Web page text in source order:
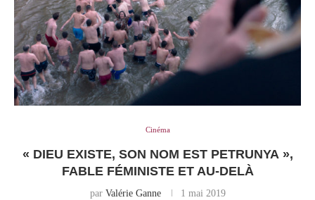
Cinéma
« DIEU EXISTE, SON NOM EST PETRUNYA »,
FABLE FÉMINISTE ET AU-DELÀ
par Valérie Ganne 1 mai 2019